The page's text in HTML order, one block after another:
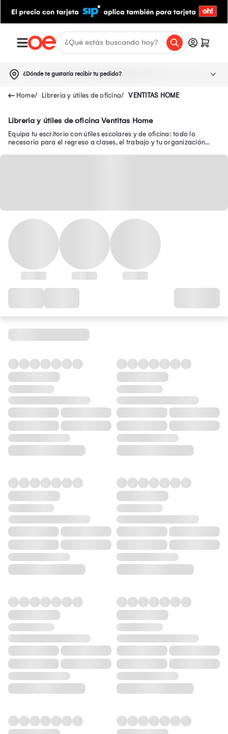
¿Dónde te gustaría recibir tu pedido?
Libreria y útiles de oficina VENTITAS HOME
Libreria y útiles de oficina Ventitas Home
Equipa tu escritorio con útiles escolares y de oficina: todo lo
necesario para el regreso a clases, el trabajo y tu organización